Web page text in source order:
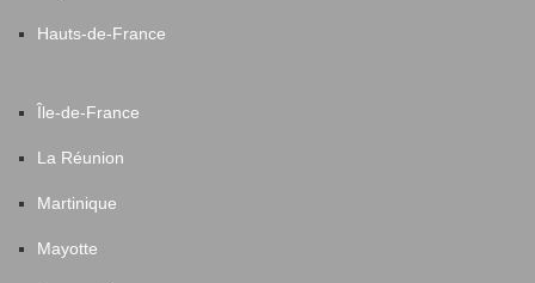
Hauts-de-France
Île-de-France
La Réunion
Martinique
Mayotte